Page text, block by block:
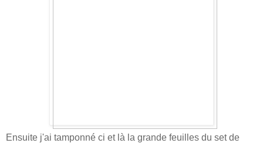
Ensuite j'ai tamponné ci et là la grande feuilles du set de